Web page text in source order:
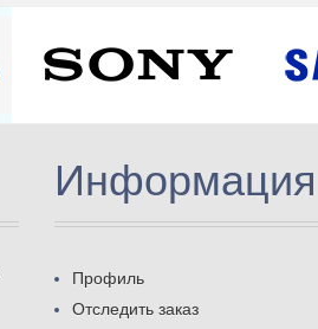
Информация
Профиль
Отследить заказ